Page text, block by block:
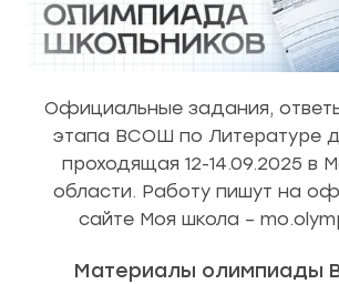
Официальные задания,
этапа ВСОШ по Литературе
проходящая 12-14.09.2025 в
области. Работу пишут на
сайте Моя школа –
Материалы олимпиады